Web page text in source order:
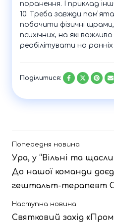
поранення. І приклад
10. Треба завжди
побачити фізичні
психічних, на які
реабілітувати на
Поділитися:
Попередня новина
Ура, у “Вільні та
До нашої команди
гештальт-терапевт
Наступна новина
Святковий захід